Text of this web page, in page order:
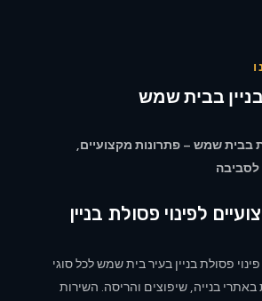
בבית שמש
בבית שמש – פתרונות מקצועיים,
לסביבה
לפינוי פסולת בניין
פסולת בניין בעיר בית שמש לכל סוגי
בנייה, שיפוצים והריסה. השירות